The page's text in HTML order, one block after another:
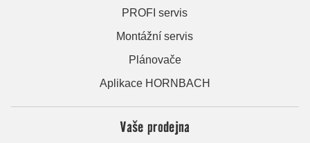
PROFI servis
Montážní servis
Plánovače
Aplikace HORNBACH
Vaše prodejna